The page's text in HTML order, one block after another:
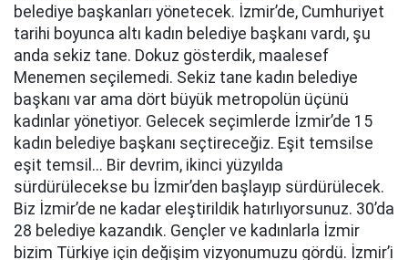
belediye başkanları yönetecek. İzmir’de, Cumhuriyet
tarihi boyunca altı kadın belediye başkanı vardı, şu
anda sekiz tane. Dokuz gösterdik, maalesef
Menemen seçilemedi. Sekiz tane kadın belediye
başkanı var ama dört büyük metropolün üçünü
kadınlar yönetiyor. Gelecek seçimlerde İzmir’de 15
kadın belediye başkanı seçtireceğiz. Eşit temsilse
eşit temsil... Bir devrim, ikinci yüzyılda
sürdürülecekse bu İzmir’den başlayıp sürdürülecek.
Biz İzmir’de ne kadar eleştirildik hatırlıyorsunuz. 30’da
28 belediye kazandık. Gençler ve kadınlarla İzmir
bizim Türkiye için değişim vizyonumuzu gördü. İzmir’i